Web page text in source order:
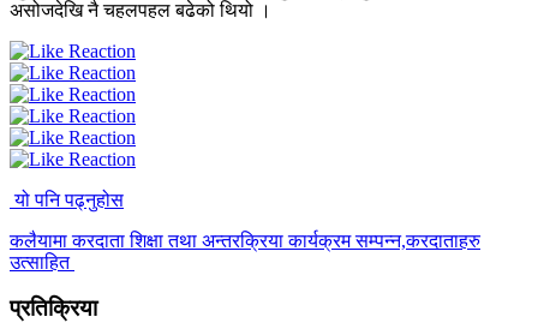
असोजदेखि नै चहलपहल बढेको थियो ।
यो पनि पढ्नुहोस
कलैयामा करदाता शिक्षा तथा अन्तरक्रिया कार्यक्रम सम्पन्न,करदाताहरु
उत्साहित
प्रतिक्रिया